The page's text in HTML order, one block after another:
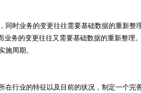
同时业务的变更往往需要基础数据的重新
务的变更往往又需要基础数据的重新整理
施周期。
在行业的特征以及目前的状况，制定一个